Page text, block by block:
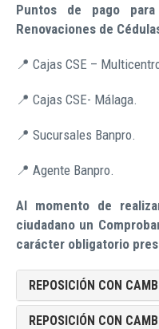
Puntos de pago
Renovaciones de
📍 Cajas CSE –
📍 Cajas CSE- Málaga.
📍 Sucursales Banpro.
📍 Agente Banpro.
Al momento de
ciudadano un
carácter obligatorio
REPOSICIÓN CON
REPOSICIÓN CON